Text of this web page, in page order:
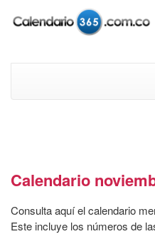
Calendario
Consulta aquí el calendario
Este incluye los números de